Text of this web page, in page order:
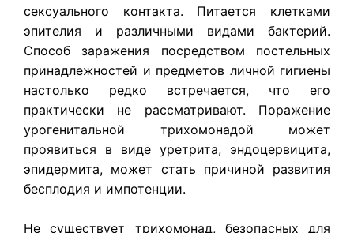
сексуального контакта. Питается клетками
эпителия и различными видами бактерий.
Способ заражения посредством постельных
принадлежностей и предметов личной гигиены
настолько редко встречается, что его
практически не рассматривают. Поражение
урогенитальной трихомонадой может
проявиться в виде уретрита, эндоцервицита,
эпидермита, может стать причиной развития
бесплодия и импотенции.
Не существует трихомонад, безопасных для